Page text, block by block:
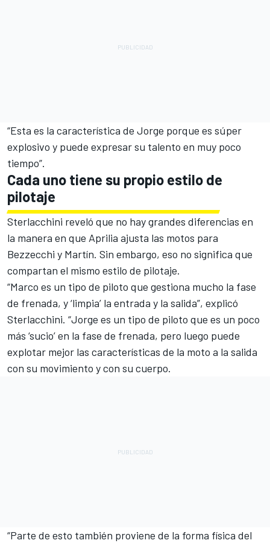
“Esta es la característica de Jorge porque es súper
explosivo y puede expresar su talento en muy poco
tiempo”.
Cada uno tiene su propio estilo de
pilotaje
Sterlacchini reveló que no hay grandes diferencias en
la manera en que Aprilia ajusta las motos para
Bezzecchi y Martín. Sin embargo, eso no significa que
compartan el mismo estilo de pilotaje.
“Marco es un tipo de piloto que gestiona mucho la fase
de frenada, y ‘limpia’ la entrada y la salida”, explicó
Sterlacchini. “Jorge es un tipo de piloto que es un poco
más ‘sucio’ en la fase de frenada, pero luego puede
explotar mejor las características de la moto a la salida
con su movimiento y con su cuerpo.
“Parte de esto también proviene de la forma física del